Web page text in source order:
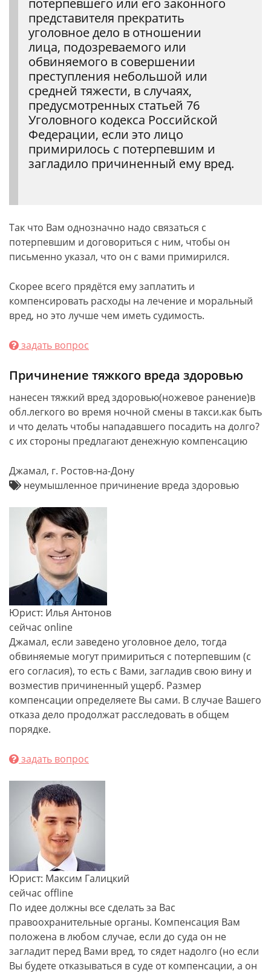
потерпевшего или его законного
представителя прекратить
уголовное дело в отношении
лица, подозреваемого или
обвиняемого в совершении
преступления небольшой или
средней тяжести, в случаях,
предусмотренных статьей 76
Уголовного кодекса Российской
Федерации, если это лицо
примирилось с потерпевшим и
загладило причиненный ему вред.
Так что Вам однозначно надо связаться с
потерпевшим и договориться с ним, чтобы он
письменно указал, что он с вами примирился.
Скорее всего прядётся ему заплатить и
компенсировать расходы на лечение и моральный
вред, но это лучше чем иметь судимость.
задать вопрос
Причинение тяжкого вреда здоровью
нанесен тяжкий вред здоровью(ножевое ранение)в
обл.легкого во время ночной смены в такси.как быть
и что делать чтобы нападавшего посадить на долго?
с их стороны предлагают денежную компенсацию
Джамал, г. Ростов-на-Дону
неумышленное причинение вреда здоровью
Юрист: Илья Антонов
сейчас online
Джамал, если заведено уголовное дело, тогда
обвиняемые могут примириться с потерпевшим (с
его согласия), то есть с Вами, загладив свою вину и
возместив причиненный ущерб. Размер
компенсации определяете Вы сами. В случае Вашего
отказа дело продолжат расследовать в общем
порядке.
задать вопрос
Юрист: Максим Галицкий
сейчас offline
По идее должны все сделать за Вас
правоохранительные органы. Компенсация Вам
положена в любом случае, если до суда он не
загладит перед Вами вред, то сядет надолго (но если
Вы будете отказываться в суде от компенсации, а он